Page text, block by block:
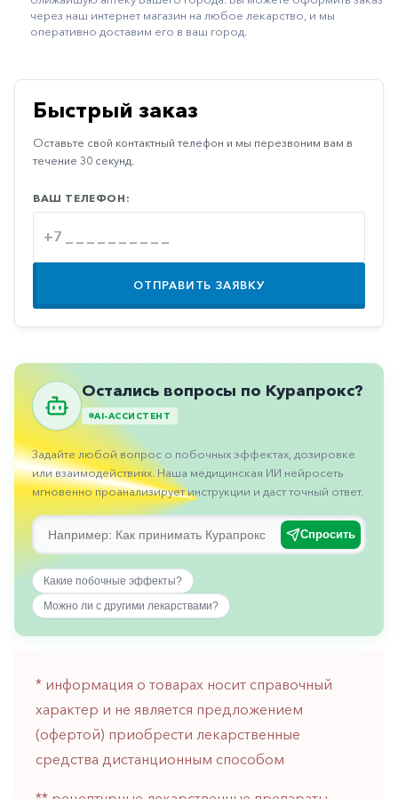
обмен
Наружные
Остеопороз
Офтальмология
Противовоспалительные
Противоподагрические
Противорвотные
Противоэпилептические
Прочее
Пульмонология
Сердечные
Сосудистые
Тромбозы
Урология
горло-
нос
Хирургия
Щитовидная
через наш интернет магазин на любое лекарство, и мы
оперативно доставим его в ваш город.
Быстрый заказ
Оставьте свой контактный телефон и мы перезвоним вам в
течение 30 секунд.
ВАШ ТЕЛЕФОН:
ОТПРАВИТЬ ЗАЯВКУ
Остались вопросы по Курапрокс?
AI-АССИСТЕНТ
Задайте любой вопрос о побочных эффектах, дозировке
или взаимодействиях. Наша медицинская ИИ нейросеть
мгновенно проанализирует инструкции и даст точный ответ.
Спросить
Какие побочные эффекты?
Можно ли с другими лекарствами?
* информация о товарах носит справочный
характер и не является предложением
(офертой) приобрести лекарственные
средства дистанционным способом